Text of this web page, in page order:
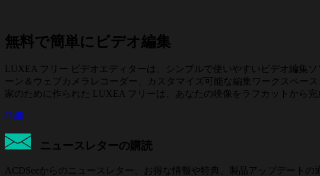
無料で簡単にビデオ編集
LUXEA フリー ビデオエディターは、シンプルで使いやすいビデオ編集
ーン＆ウェブカメラレコーダー、カスタマイズ可能な編集ワークスペー
家のために作られた LUXEA フリーは、あなたの映像をラフカットから
詳細
ニュースレターの購読
ACDSeeからのニュースレター、お得な情報や特典、製品アップデート